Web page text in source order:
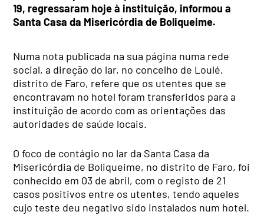
19, regressaram hoje à instituição, informou a
Santa Casa da Misericórdia de Boliqueime.
Numa nota publicada na sua página numa rede
social, a direção do lar, no concelho de Loulé,
distrito de Faro, refere que os utentes que se
encontravam no hotel foram transferidos para a
instituição de acordo com as orientações das
autoridades de saúde locais.
O foco de contágio no lar da Santa Casa da
Misericórdia de Boliqueime, no distrito de Faro, foi
conhecido em 03 de abril, com o registo de 21
casos positivos entre os utentes, tendo aqueles
cujo teste deu negativo sido instalados num hotel.